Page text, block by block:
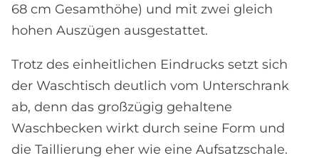
68 cm Gesamthöhe) und mit zwei gleich
hohen Auszügen ausgestattet.
Trotz des einheitlichen Eindrucks setzt sich
der Waschtisch deutlich vom Unterschrank
ab, denn das großzügig gehaltene
Waschbecken wirkt durch seine Form und
die Taillierung eher wie eine Aufsatzschale.